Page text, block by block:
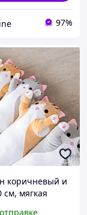
97%
коричневый и
мягкая